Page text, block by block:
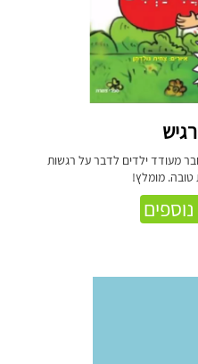
מעודד ילדים לדבר על רגשות
מומלץ!